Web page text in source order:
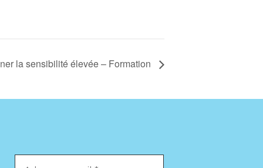
la sensibilité élevée – Formation